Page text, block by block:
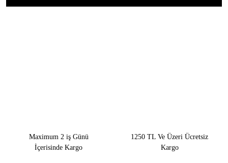
Maximum 2 iş Günü
İçerisinde Kargo
1250 TL Ve Üzeri Ücretsiz
Kargo